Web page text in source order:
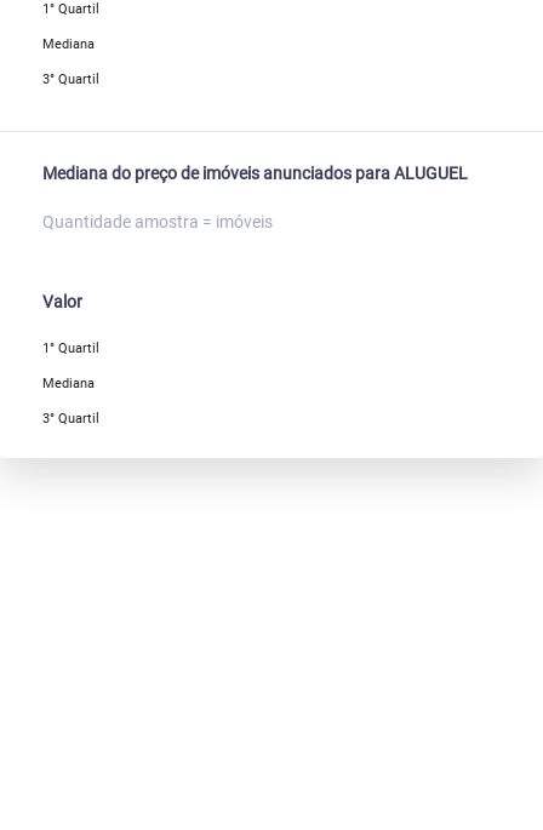
1° Quartil
Mediana
3° Quartil
Mediana do preço de imóveis anunciados para ALUGUEL
Quantidade amostra = imóveis
Valor
1° Quartil
Mediana
3° Quartil